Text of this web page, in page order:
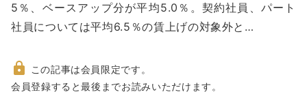
5％、ベースアップ分が平均5.0％。契約社員、パート
社員については平均6.5％の賃上げの対象外と…
非
この記事は会員限定です。
会員登録すると最後までお読みいただけます。